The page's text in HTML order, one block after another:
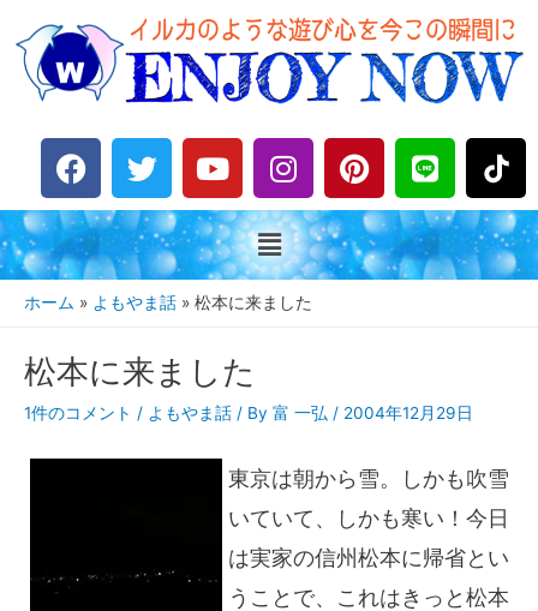
F
a
c
e
b
o
k
T
w
i
t
t
e
Y
o
u
t
u
b
I
n
s
t
a
g
P
i
n
t
e
L
i
n
e
ホーム よもやま話 松本に来ました
松本に来ました
1件のコメント / よもやま話 / By 富 一弘 / 2004年12月29日
東京は朝から雪。しかも吹雪
いていて、しかも寒い！今日
は実家の信州松本に帰省とい
うことで、これはきっと松本